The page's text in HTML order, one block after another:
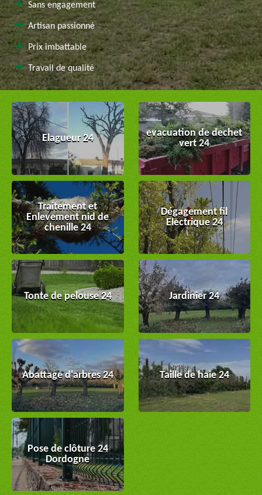
Sans engagement
Artisan passionné
Prix imbattable
Travail de qualité
Elagueur 24
evacuation de dechet
vert 24
Traitement et
Enlevement nid de
chenille 24
Dégagement fil
Electrique 24
Tonte de pelouse 24 Jardinier 24
Abattage d'arbres 24 Taille de haie 24
Pose de clôture 24
Dordogne